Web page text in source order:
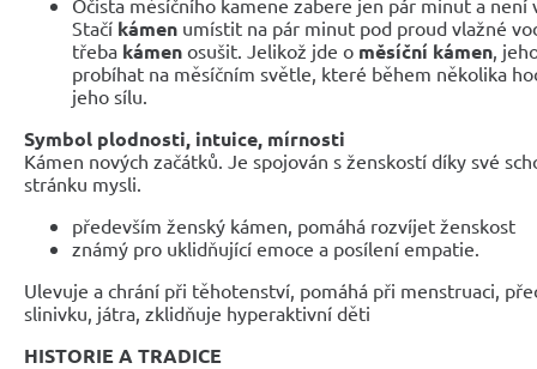
Stačí kámen umístit na pár minut pod proud vlažné
třeba kámen osušit. Jelikož jde o měsíční kámen ,
probíhat na měsíčním světle, které během několika
jeho sílu.
Symbol plodnosti, intuice, mírnosti
Kámen nových začátků. Je spojován s ženskostí díky své
stránku mysli.
především ženský kámen, pomáhá rozvíjet ženskost
známý pro uklidňující emoce a posílení empatie.
Ulevuje a chrání při těhotenství, pomáhá při menstruaci,
slinivku, játra, zklidňuje hyperaktivní děti
HISTORIE A TRADICE